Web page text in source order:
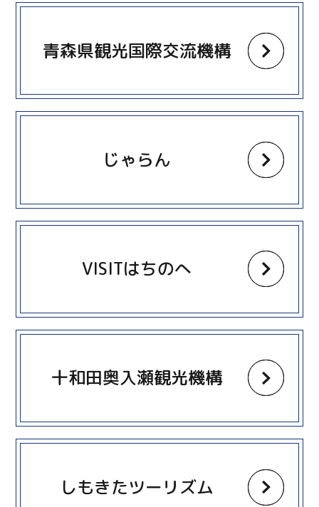
青森県観光国際交流機構
more
じゃらん
more
VISITはちのへ
more
十和田奥入瀬観光機構
more
しもきたツーリズム
more